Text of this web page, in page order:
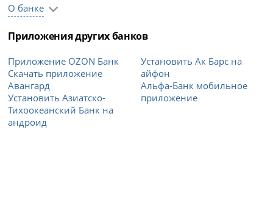
О банке
Приложения других банков
Приложение OZON Банк
Cкачать приложение
Авангард
Установить Азиатско-
Тихоокеанский Банк на
андроид
Установить Ак Барс на
айфон
Альфа-Банк мобильное
приложение